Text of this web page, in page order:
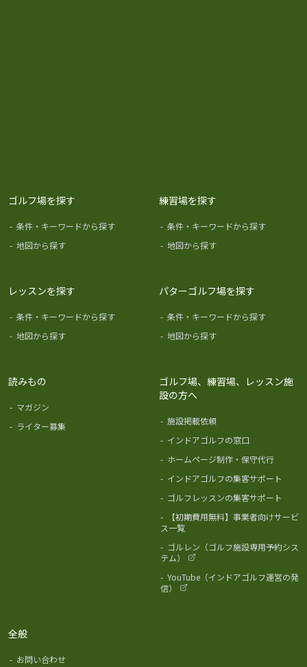
ゴルフ場を探す
- 条件・キーワードから探す
- 地図から探す
練習場を探す
- 条件・キーワードから探す
- 地図から探す
レッスンを探す
- 条件・キーワードから探す
- 地図から探す
パターゴルフ場を探す
- 条件・キーワードから探す
- 地図から探す
読みもの
- マガジン
- ライター募集
ゴルフ場、練習場、レッスン施
設の方へ
- 施設掲載依頼
- インドアゴルフの窓口
- ホームページ制作・保守代行
- インドアゴルフの集客サポート
- ゴルフレッスンの集客サポート
-
【初期費用無料】事業者向けサービ
ス一覧
- ゴルレン（ゴルフ施設専用予約シス
テム）
- YouTube（インドアゴルフ運営の発
信）
全般
- お問い合わせ